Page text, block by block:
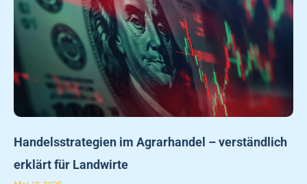
Handelsstrategien im Agrarhandel – verständlich
erklärt für Landwirte